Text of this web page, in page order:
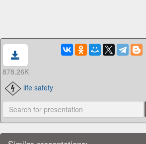
878.26K
life safety